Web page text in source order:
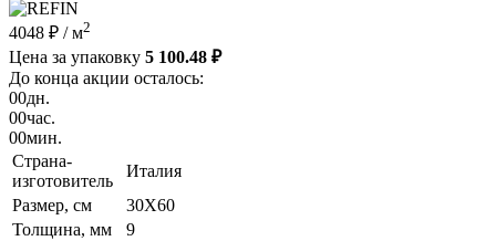
4048 ₽ / м2
Цена за упаковку 5 100.48 ₽
До конца акции осталось:
00дн.
00час.
00мин.
Страна-
изготовитель
Италия
Размер, см
30X60
Толщина, мм
9